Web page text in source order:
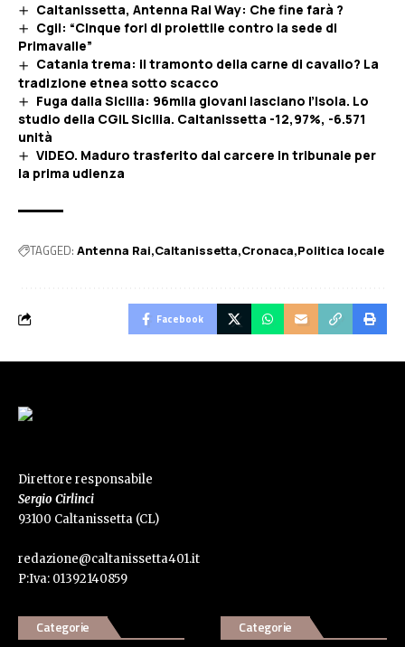
Caltanissetta, Antenna Rai Way: Che fine farà ?
Cgil: “Cinque fori di proiettile contro la sede di
Primavalle”
Catania trema: il tramonto della carne di cavallo? La
tradizione etnea sotto scacco
Fuga dalla Sicilia: 96mila giovani lasciano l’Isola. Lo
studio della CGIL Sicilia. Caltanissetta -12,97%, -6.571
unità
VIDEO. Maduro trasferito dal carcere in tribunale per
la prima udienza
TAGGED: Antenna Rai Caltanissetta Cronaca Politica locale
Facebook
Direttore responsabile
Sergio Cirlinci
93100 Caltanissetta (CL)
redazione@caltanissetta401.it
P:Iva: 01392140859
Categorie Categorie